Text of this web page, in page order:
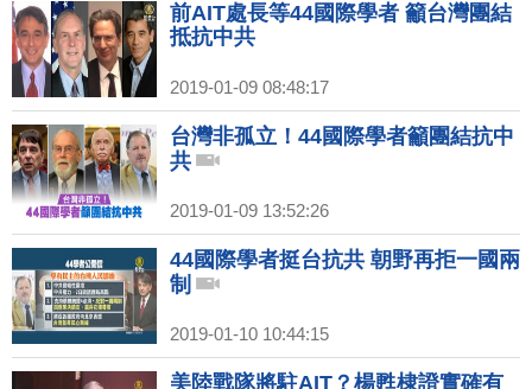
前AIT處長等44國際學者 籲台灣團結
抵抗中共
2019-01-09 08:48:17
台灣非孤立！44國際學者籲團結抗中
共
2019-01-09 13:52:26
44國際學者挺台抗共 朝野再拒一國兩
制
2019-01-10 10:44:15
美陸戰隊將駐AIT？楊甦棣證實確有